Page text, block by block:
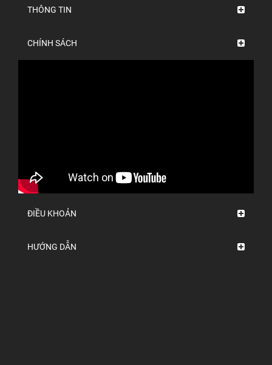
THÔNG TIN
CHÍNH SÁCH
ĐIỀU KHOẢN
HƯỚNG DẪN